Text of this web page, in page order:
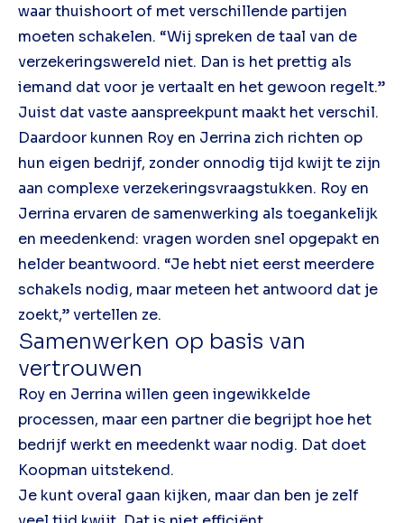
waar thuishoort of met verschillende partijen
moeten schakelen. “Wij spreken de taal van de
verzekeringswereld niet. Dan is het prettig als
iemand dat voor je vertaalt en het gewoon regelt.”
Juist dat vaste aanspreekpunt maakt het verschil.
Daardoor kunnen Roy en Jerrina zich richten op
hun eigen bedrijf, zonder onnodig tijd kwijt te zijn
aan complexe verzekeringsvraagstukken. Roy en
Jerrina ervaren de samenwerking als toegankelijk
en meedenkend: vragen worden snel opgepakt en
helder beantwoord. “Je hebt niet eerst meerdere
schakels nodig, maar meteen het antwoord dat je
zoekt,” vertellen ze.
Samenwerken op basis van
vertrouwen
Roy en Jerrina willen geen ingewikkelde
processen, maar een partner die begrijpt hoe het
bedrijf werkt en meedenkt waar nodig. Dat doet
Koopman uitstekend.
Je kunt overal gaan kijken, maar dan ben je zelf